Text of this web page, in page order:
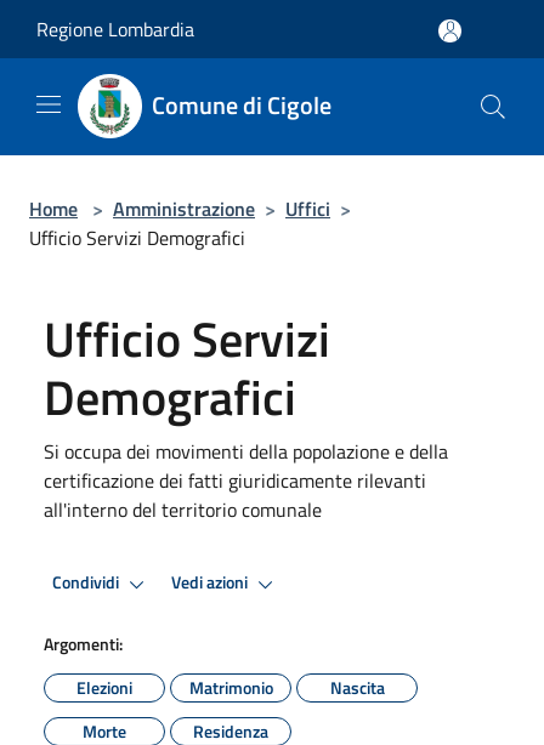
Regione Lombardia
Comune di Cigole
Home > Amministrazione > Uffici >
Ufficio Servizi Demografici
Ufficio Servizi
Demografici
Si occupa dei movimenti della popolazione e della
certificazione dei fatti giuridicamente rilevanti
all'interno del territorio comunale
Condividi Vedi azioni
Argomenti:
Elezioni
Matrimonio
Nascita
Morte
Residenza